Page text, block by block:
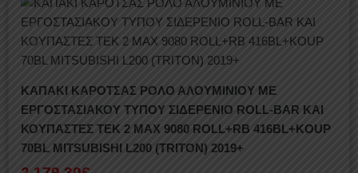
ΚΑΠΑΚΙ ΚΑΡΟΤΣΑΣ ΡΟΛΟ ΑΛΟΥΜΙΝΙΟΥ ΜΕ
ΕΡΓΟΣΤΑΣΙΑΚΟΥ ΤΥΠΟΥ ΣΙΔΕΡΕΝΙΟ ROLL-BAR ΚΑΙ
ΚΟΥΠΑΣΤΕΣ TEK 2 MAX 9080 ROLL+RB 416BL+KOUP
70BL MITSUBISHI L200 (TRITON) 2019+